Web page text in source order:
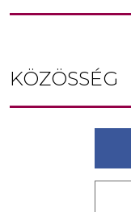
KÖZÖSSÉG